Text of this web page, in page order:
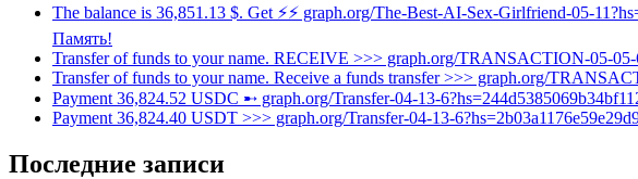
The balance is 36,851.13 $. Get ⚡⚡ graph.org/The-Best-AI-Sex-Girlfriend-05-
Память!
Transfer of funds to your name. RECEIVE >>> graph.org/TRANSACTION-05-
Transfer of funds to your name. Receive a funds transfer >>> graph.org/
Payment 36,824.52 USDC ➸ graph.org/Transfer-04-13-
Payment 36,824.40 USDT >>> graph.org/Transfer-04-13-
Последние записи